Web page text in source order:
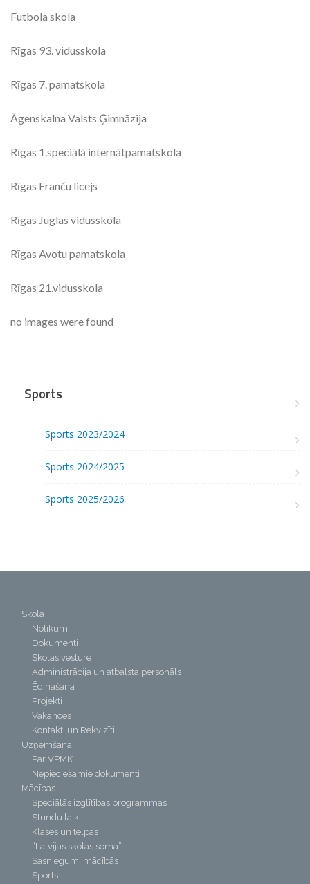
Futbola skola
Rīgas 93. vidusskola
Rīgas 7. pamatskola
Āgenskalna Valsts Ģimnāzija
Rīgas 1.speciālā internātpamatskola
Rīgas Franču licejs
Rīgas Juglas vidusskola
Rīgas Avotu pamatskola
Rīgas 21.vidusskola
no images were found
Sports
Sports 2023/2024
Sports 2024/2025
Sports 2025/2026
Skola
Notikumi
Dokumenti
Skolas vēsture
Administrācija un atbalsta personāls
Ēdināšana
Projekti
Vakances
Kontakti un Rekvizīti
Uzņemšana
Par VPMK
Nepieciešamie dokumenti
Mācības
Speciālās izglītības programmas
Stundu laiki
Klases un telpas
“Latvijas skolas soma”
Sasniegumi mācībās
Sports